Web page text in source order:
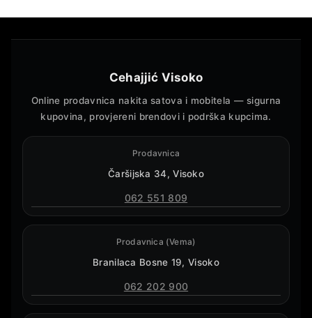
Cehajjić Visoko
Online prodavnica nakita satova i mobitela — sigurna
kupovina, provjereni brendovi i podrška kupcima.
Prodavnica
Čaršijska 34, Visoko
062 551 809
Prodavnica (Vema)
Branilaca Bosne 19, Visoko
062 202 900